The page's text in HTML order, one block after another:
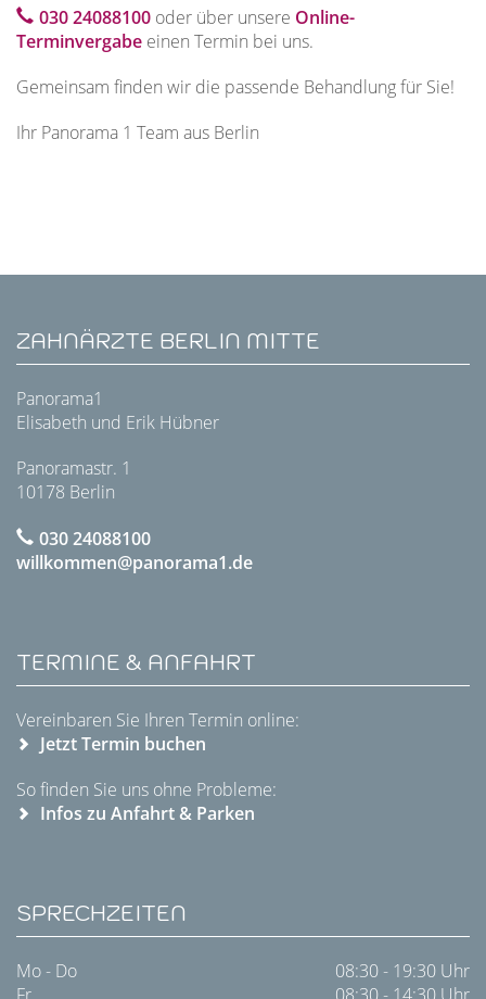
030 24088100 oder über unsere Online-
Terminvergabe einen Termin bei uns.
Gemeinsam finden wir die passende Behandlung für Sie!
Ihr Panorama 1 Team aus Berlin
ZAHNÄRZTE BERLIN MITTE
Panorama1
Elisabeth und Erik Hübner
Panoramastr. 1
10178 Berlin
030 24088100
willkommen@panorama1.de
TERMINE & ANFAHRT
Vereinbaren Sie Ihren Termin online:
Jetzt Termin buchen
So finden Sie uns ohne Probleme:
Infos zu Anfahrt & Parken
SPRECHZEITEN
Mo - Do
08:30 - 19:30 Uhr